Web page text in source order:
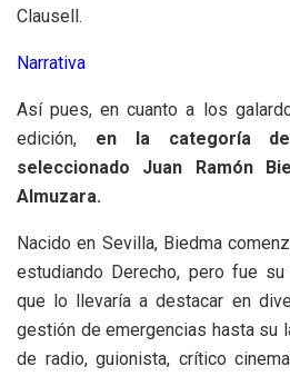
Clausell.
Narrativa
Así pues, en cuanto a los
edición, en la categoría
seleccionado Juan Ramón
Almuzara.
Nacido en Sevilla, Biedma
estudiando Derecho, pero fue
que lo llevaría a destacar en
gestión de emergencias hasta su
de radio, guionista, crítico